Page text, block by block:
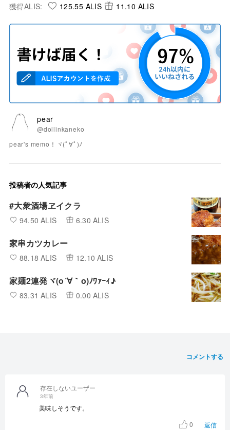
獲得ALIS: 125.55 ALIS 11.10 ALIS
pear
@dollinkaneko
pear's memo！ヾ(ﾟ∀ﾟ)ﾉ
投稿者の人気記事
#大衆酒場ヱイクラ
94.50 ALIS 6.30 ALIS
家串カツカレー
88.18 ALIS 12.10 ALIS
家麺2連発ヾ(o´∀｀o)ﾉﾜｧｰｨ♪
83.31 ALIS 0.00 ALIS
コメントする
存在しないユーザー
3年前
美味しそうです。
0
返信